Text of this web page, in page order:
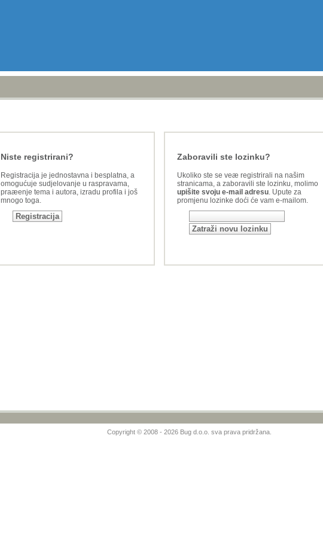
Niste registrirani?
Registracija je jednostavna i besplatna, a
omogućuje sudjelovanje u raspravama,
praæenje tema i autora, izradu profila i još
mnogo toga.
Zaboravili ste lozinku?
Ukoliko ste se veæ registrirali na našim
stranicama, a zaboravili ste lozinku, molimo
upišite svoju e-mail adresu. Upute za
promjenu lozinke doći će vam e-mailom.
Copyright © 2008 - 2026 Bug d.o.o. sva prava pridržana.